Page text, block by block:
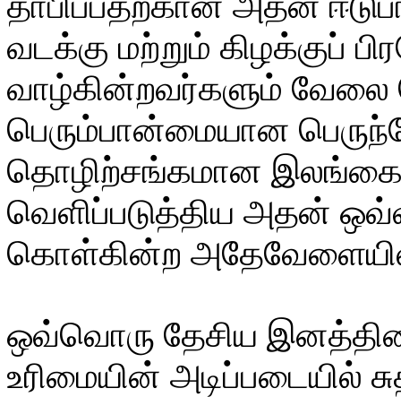
வடக்கு மற்றும் கிழக்குப்
வாழ்கின்றவர்களும்
பெரும்பான்மையான
தொழிற்சங்கமான
வெளிப்படுத்திய அதன்
கொள்கின்ற
ஒவ்வொரு தேசிய
உரிமையின் அடிப்படையில்